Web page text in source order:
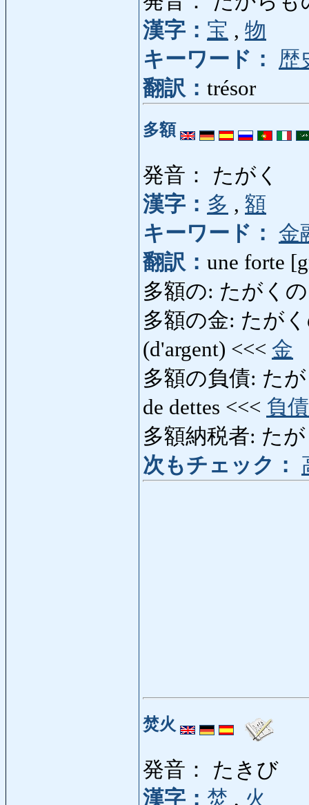
漢字： 宝 , 物
キーワード：
歴
翻訳： trésor
多額
発音： たがく
漢字： 多 , 額
キーワード： 金
翻訳： une forte
多額の: たがくの
多額の金: たがく
(d'argent) <<< 金
多額の負債: たが
de dettes <<< 負債
多額納税者: た
次もチェック：
焚火
発音： たきび
漢字： 焚 , 火